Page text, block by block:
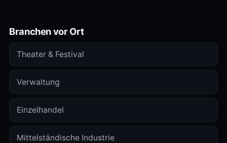
Branchen vor Ort
Theater & Festival
Verwaltung
Einzelhandel
Mittelständische Industrie